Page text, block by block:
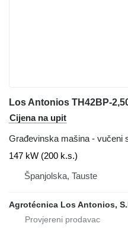
Los Antonios TH42BP-
Cijena na upit
Građevinska mašina - vučeni
147 kW (200 k.s.)
Španjolska, Tauste
Agrotécnica Los Antonios,